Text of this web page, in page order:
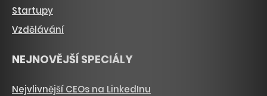
Startupy
Vzdělávání
NEJNOVĚJŠÍ SPECIÁLY
Nejvlivnější CEOs na LinkedInu